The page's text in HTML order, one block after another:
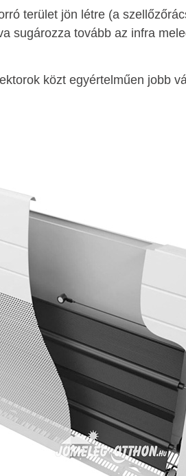
terület jön létre (a
sugározza tovább az infra
közt egyértelműen jobb